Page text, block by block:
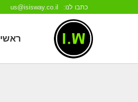
כתבו לנו: us@isisway.co.il
ראשי